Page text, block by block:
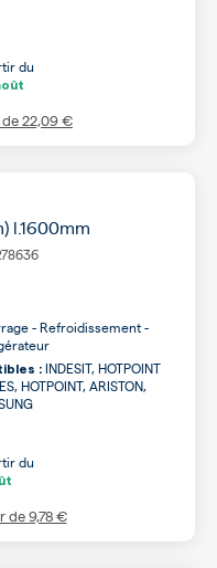
du
22,09 €
l.1600mm
- Refroidissement -
: INDESIT, HOTPOINT
HOTPOINT, ARISTON,
du
de9,78 €